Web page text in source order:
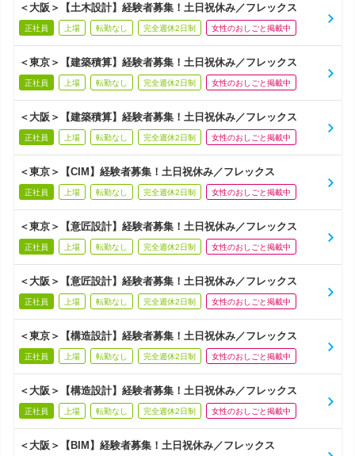
＜大阪＞【土木設計】経験者募集！土日祝休み／フレックス
正社員 上場 転勤なし 完全週休2日制 女性のおしごと掲載中
＜東京＞【建築積算】経験者募集！土日祝休み／フレックス
正社員 上場 転勤なし 完全週休2日制 女性のおしごと掲載中
＜大阪＞【建築積算】経験者募集！土日祝休み／フレックス
正社員 上場 転勤なし 完全週休2日制 女性のおしごと掲載中
＜東京＞【CIM】経験者募集！土日祝休み／フレックス
正社員 上場 転勤なし 完全週休2日制 女性のおしごと掲載中
＜東京＞【意匠設計】経験者募集！土日祝休み／フレックス
正社員 上場 転勤なし 完全週休2日制 女性のおしごと掲載中
＜大阪＞【意匠設計】経験者募集！土日祝休み／フレックス
正社員 上場 転勤なし 完全週休2日制 女性のおしごと掲載中
＜東京＞【構造設計】経験者募集！土日祝休み／フレックス
正社員 上場 転勤なし 完全週休2日制 女性のおしごと掲載中
＜大阪＞【構造設計】経験者募集！土日祝休み／フレックス
正社員 上場 転勤なし 完全週休2日制 女性のおしごと掲載中
＜大阪＞【BIM】経験者募集！土日祝休み／フレックス